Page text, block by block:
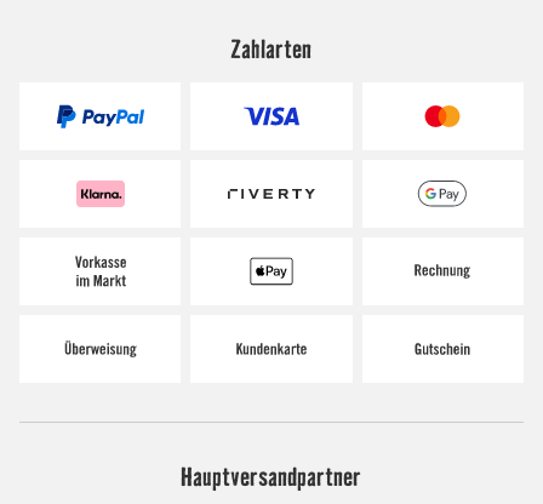
Zahlarten
Hauptversandpartner